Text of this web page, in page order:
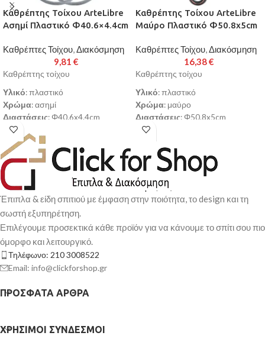
Καθρέπτης Τοίχου ArteLibre
Ασημί Πλαστικό Φ40.6×4.4cm
Καθρέπτες Τοίχου,Διακόσμηση
9,81 €
Καθρέπτης τοίχου
Υλικό: πλαστικό
Χρώμα: ασημί
Διαστάσεις: Φ40.6x4.4cm
Παράδοση σε 3-10 εργάσιμες
ημέρες
Καθρέπτης Τοίχου ArteLibre
Μαύρο Πλαστικό Φ50.8x5cm
Καθρέπτες Τοίχου,Διακόσμηση
16,38€
Καθρέπτης τοίχου
Υλικό: πλαστικό
Χρώμα: μαύρο
Διαστάσεις: Φ50.8x5cm
Παράδοση σε 3-10 εργάσιμες
Έπιπλα & είδη σπιτιού με έμφαση στην ποιότητα, το design και τη
σωστή εξυπηρέτηση.
Επιλέγουμε προσεκτικά κάθε προϊόν για να κάνουμε το σπίτι σου πιο
όμορφο και λειτουργικό.
Τηλέφωνο: 210 3008522
Email: info@clickforshop.gr
ΠΡΌΣΦΑΤΑ ΆΡΘΡΑ
ΧΡΉΣΙΜΟΙ ΣΎΝΔΕΣΜΟΙ